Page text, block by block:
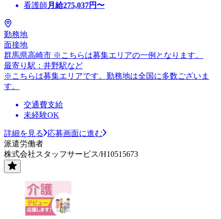
看護師 月給275,037円〜
勤務地
面接地
群馬県高崎市 ※こちらは募集エリアの一例となります。
最寄り駅：井野駅など
※こちらは募集エリアです。勤務地は全国に多数ございま
す。
交通費支給
未経験OK
詳細を見る
応募画面に進む
派遣労働者
株式会社スタッフサービス/H10515673